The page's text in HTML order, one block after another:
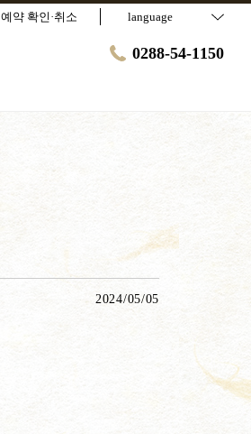
예약 확인·취소 language
0288-54-1150
2024/05/05